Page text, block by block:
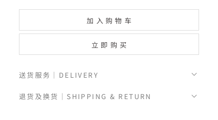
加入购物车
立即购买
送货服务｜DELIVERY
退货及换货｜SHIPPING & RETURN